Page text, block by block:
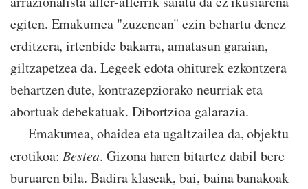
egiten. Emakumea "zuzenean" ezin behartu denez
erditzera, irtenbide bakarra, amatasun garaian,
giltzapetzea da. Legeek edota ohiturek ezkontzera
behartzen dute, kontrazepziorako neurriak eta
abortuak debekatuak. Dibortzioa galarazia.
Emakumea, ohaidea eta ugaltzailea da, objektu
erotikoa:Bestea. Gizona haren bitartez dabil bere
buruaren bila. Badira klaseak, bai, baina banakoak